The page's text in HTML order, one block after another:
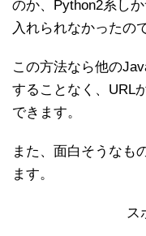
のか、Python2系し
入れられなかったの
この方法なら他の
することなく、URL
できます。
また、面白そうなも
ます。
ス